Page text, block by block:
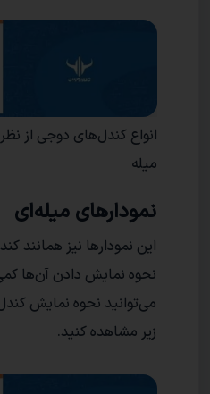
انواع کندل‌های دوجی از
میله
نمودارهای میله‌ای
این نمودارها نیز همانند
نحوه نمایش دادن آن‌ها
می‌توانید نحوه نمایش
زیر مشاهده کنید.